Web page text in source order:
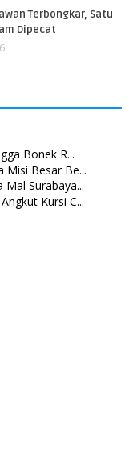
Terbongkar, Satu
Dipecat
Bonek R...
Misi Besar Be...
Mal Surabaya...
Kursi C...